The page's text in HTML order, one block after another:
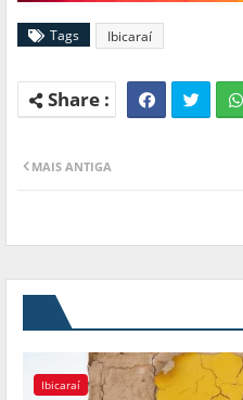
Tags Ibicaraí
MAIS ANTIGA
Ibicaraí